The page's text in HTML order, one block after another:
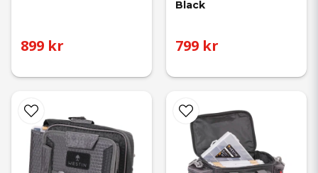
899 kr
Black
799 kr